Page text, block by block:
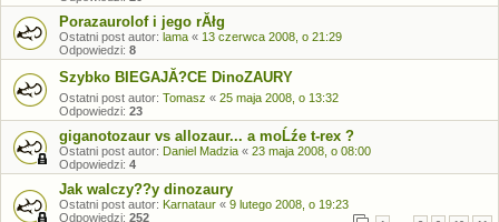
Porazaurolof i jego rĂłg
Ostatni post autor: lama « 13 czerwca 2008, o 21:29
Odpowiedzi: 8
Szybko BIEGAJĂ?CE DinoZAURY
Ostatni post autor: Tomasz « 25 maja 2008, o 13:32
Odpowiedzi: 23
giganotozaur vs allozaur... a moĹźe t-rex ?
Ostatni post autor: Daniel Madzia « 23 maja 2008, o 08:00
Odpowiedzi: 4
Jak walczy??y dinozaury
Ostatni post autor: Karnataur « 9 lutego 2008, o 19:23
Odpowiedzi: 252